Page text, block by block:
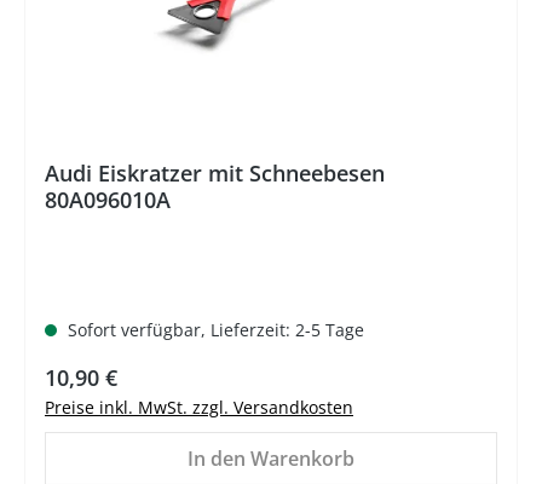
Audi Eiskratzer mit Schneebesen
80A096010A
Sofort verfügbar, Lieferzeit: 2-5 Tage
Regulärer Preis:
10,90 €
Preise inkl. MwSt. zzgl. Versandkosten
In den Warenkorb